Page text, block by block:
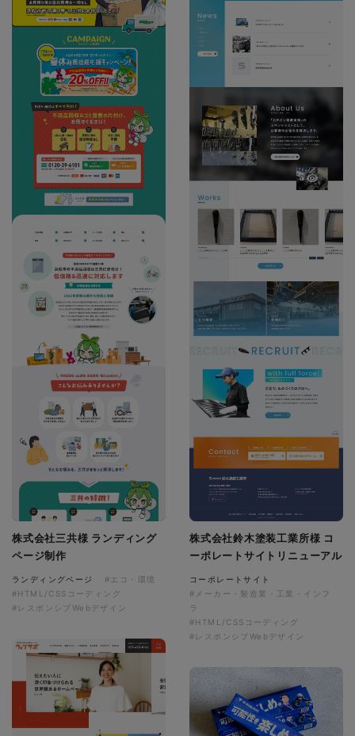
株式会社三共様 ランディング
ページ制作
ランディングページ
#エコ・環境
#HTML/CSSコーディング
#レスポンシブWebデザイン
株式会社鈴木塗装工業所様 コ
ーポレートサイトリニューアル
コーポレートサイト
#メーカー・製造業・工業・インフ
ラ
#HTML/CSSコーディング
#レスポンシブWebデザイン